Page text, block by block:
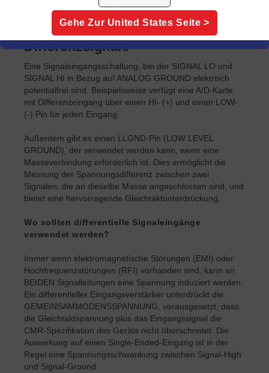
werden sollten.
Differenzsignale
Eine Signaleingangsschaltung, bei der SIGNAL LO und
SIGNAL HI in Bezug auf ANALOG GROUND elektrisch
potentialfrei sind. Beispielsweise verfügt eine A/D-Karte
mit Differenzeingang über einen HI- (+) und einen LOW-
(-) Pin für jeden Eingang.
Außerdem gibt es einen LLGND-Pin (LOW LEVEL
GROUND), der verwendet werden kann, wenn eine
Masseverbindung erforderlich ist. Dies ermöglicht die
Messung der Spannungsdifferenz zwischen zwei
Signalen, die an dieselbe Masse angeschlossen sind, und
bietet eine hervorragende Gleichtaktunterdrückung.
Wo sollten differentielle Signaleingänge
verwendet werden?
Immer wenn elektromagnetische Störungen (EMI) oder
Hochfrequenzstörungen (RFI) vorhanden sind, kann an
BEIDEN Signalleitungen eine Spannung induziert werden.
Ein differentieller Eingangsverstärker unterdrückt die
GEMEINSAMMODENSSPANNUNG, vorausgesetzt, dass
die Gleichtaktspannung plus das Eingangssignal die
CMR-Spezifikation des Geräts nicht überschreitet. Die
Auswirkung auf einen Single-Ended-Eingang ist in der
Regel eine Spannungsschwankung zwischen Signal-High
und Signal-Ground.
Gehe Zur United States Seite >